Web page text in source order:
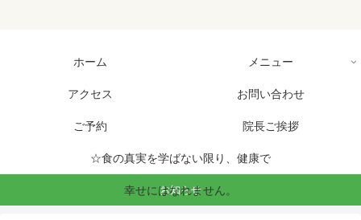
ホーム メニュー
アクセス お問い合わせ
ご予約 院長ご挨拶
☆食の真実を学ばない限り、健康で
幸せにはなれません。
お知らせ